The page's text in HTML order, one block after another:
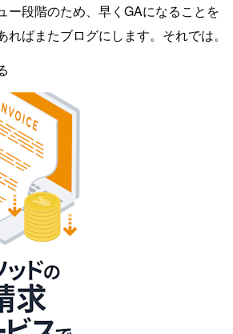
ー段階のため、早くGAになることを
ばまたブログにします。それでは。